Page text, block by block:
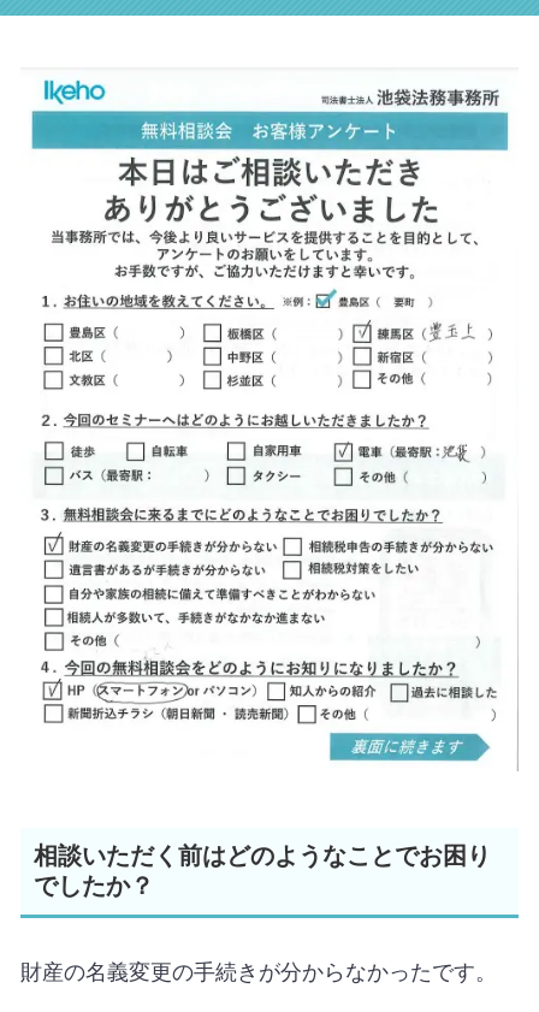
相談いただく前はどのようなことでお困り
でしたか？
財産の名義変更の手続きが分からなかったです。